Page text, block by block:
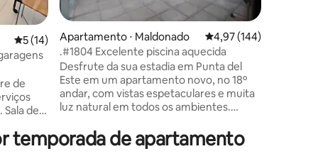
5 de uma avaliação média de 5, 14 avaliações
5 (14)
de
Apartamento ⋅ Maldonado 4,97 de uma avaliação
4,97 (144)
.#1804 Excelente piscina aquecida
Desfrute da sua estadia em Punta del
Este em um apartamento novo, no 18º
andar, com vistas espetaculares e muita
luz natural em todos os ambientes.
excelentes serviços: piscina aquecida,
piscina aberta, academia, churrasqueira,
temporada de apartamento